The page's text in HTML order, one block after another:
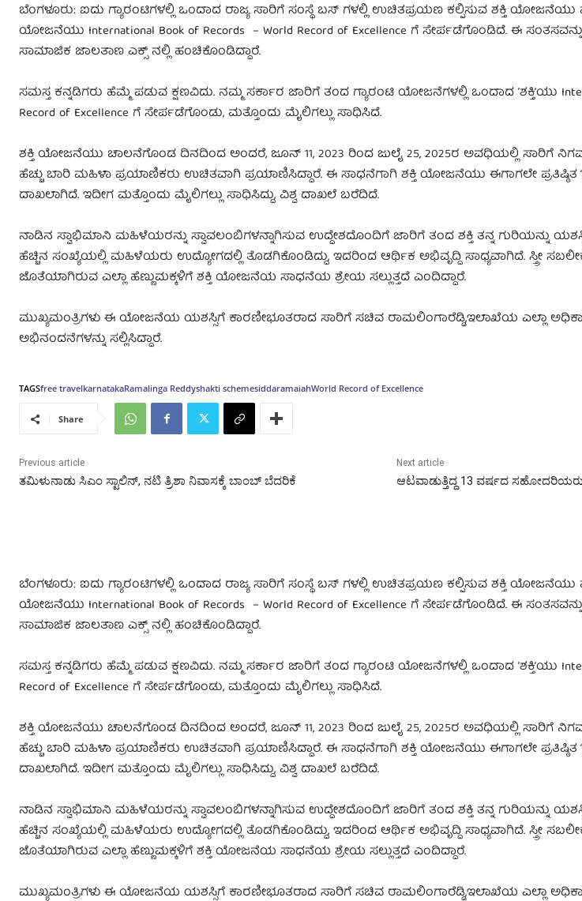
ಬೆಂಗಳೂರು: ಐದು ಗ್ಯಾರಂಟಿಗಳಲ್ಲಿ ಒಂದಾದ ರಾಜ್ಯ ಸಾರಿಗೆ ಸಂಸ್ಥೆ ಬಸ್‌ ಗಳಲ್ಲಿ ಉಚಿತಪ್ರಯಣ ಕಲ್ಪಿಸುವ ಶಕ್ತಿ
ಯೋಜನೆಯು International Book of Records – World Record of Excellence ಗೆ ಸೇರ್ಪಡೆಗೊಂಡಿದೆ. ಈ
ಸಾಮಾಜಿಕ ಜಾಲತಾಣ ಎಕ್ಸ್‌ ನಲ್ಲಿ ಹಂಚಿಕೊಂಡಿದ್ದಾರೆ.
ಸಮಸ್ತ ಕನ್ನಡಿಗರು ಹೆಮ್ಮೆ ಪಡುವ ಕ್ಷಣವಿದು. ನಮ್ಮ ಸರ್ಕಾರ ಜಾರಿಗೆ ತಂದ ಗ್ಯಾರಂಟಿ ಯೋಜನೆಗಳಲ್ಲಿ ಒಂದಾದ ʼಶಕ್ತಿʼಯು
Record of Excellence ಗೆ ಸೇರ್ಪಡೆಗೊಂಡು, ಮತ್ತೊಂದು ಮೈಲಿಗಲ್ಲು ಸಾಧಿಸಿದೆ.
ಶಕ್ತಿ ಯೋಜನೆಯು ಚಾಲನೆಗೊಂಡ ದಿನದಿಂದ ಅಂದರೆ, ಜೂನ್‌ 11, 2023 ರಿಂದ ಜುಲೈ 25, 2025ರ ಅವಧಿಯಲ್ಲಿ ಸಾರಿಗೆ ನಿಗಮದ
ಹೆಚ್ಚು ಬಾರಿ ಮಹಿಳಾ ಪ್ರಯಾಣಿಕರು ಉಚಿತವಾಗಿ ಪ್ರಯಾಣಿಸಿದ್ದಾರೆ. ಈ ಸಾಧನೆಗಾಗಿ ಶಕ್ತಿ ಯೋಜನೆಯು ಈಗಾಗಲೇ ಪ್ರತಿಷ್ಠಿತ
ದಾಖಲಾಗಿದೆ. ಇದೀಗ ಮತ್ತೊಂದು ಮೈಲಿಗಲ್ಲು ಸಾಧಿಸಿದ್ದು, ವಿಶ್ವ ದಾಖಲೆ ಬರೆದಿದೆ.
ನಾಡಿನ ಸ್ವಾಭಿಮಾನಿ ಮಹಿಳೆಯರನ್ನು ಸ್ವಾವಲಂಬಿಗಳನ್ನಾಗಿಸುವ ಉದ್ದೇಶದೊಂದಿಗೆ ಜಾರಿಗೆ ತಂದ ಶಕ್ತಿ ತನ್ನ ಗುರಿಯನ್ನು
ಹೆಚ್ಚಿನ ಸಂಖ್ಯೆಯಲ್ಲಿ ಮಹಿಳೆಯರು ಉದ್ಯೋಗದಲ್ಲಿ ತೊಡಗಿಕೊಂಡಿದ್ದು, ಇದರಿಂದ ಆರ್ಥಿಕ ಅಭಿವೃದ್ದಿ ಸಾಧ್ಯವಾಗಿದೆ. ಸ್ತ್ರೀ
ಜೊತೆಯಾಗಿರುವ ಎಲ್ಲಾ ಹೆಣ್ಣುಮಕ್ಕಳಿಗೆ ಶಕ್ತಿ ಯೋಜನೆಯ ಸಾಧನೆಯ ಶ್ರೇಯ ಸಲ್ಲುತ್ತದೆ ಎಂದಿದ್ದಾರೆ.
ಮುಖ್ಯಮಂತ್ರಿಗಳು ಈ ಯೋಜನೆಯ ಯಶಸ್ಸಿಗೆ ಕಾರಣೀಭೂತರಾದ ಸಾರಿಗೆ ಸಚಿವ ರಾಮಲಿಂಗಾರೆಡ್ಡಿ,ಇಲಾಖೆಯ ಎಲ್ಲಾ
ಅಭಿನಂದನೆಗಳನ್ನು ಸಲ್ಲಿಸಿದ್ದಾರೆ.
TAGSfree travelkarnatakaRamalinga Reddyshakti schemesiddaramaiahWorld Record of Excellence
Share
Previous article
ತಮಿಳುನಾಡು ಸಿಎಂ ಸ್ಟಾಲಿನ್‌, ನಟಿ ತ್ರಿಶಾ ನಿವಾಸಕ್ಕೆ ಬಾಂಬ್‌ ಬೆದರಿಕೆ
Next article
ಆಟವಾಡುತ್ತಿದ್ದ 13 ವರ್ಷದ
ಬೆಂಗಳೂರು: ಐದು ಗ್ಯಾರಂಟಿಗಳಲ್ಲಿ ಒಂದಾದ ರಾಜ್ಯ ಸಾರಿಗೆ ಸಂಸ್ಥೆ ಬಸ್‌ ಗಳಲ್ಲಿ ಉಚಿತಪ್ರಯಣ ಕಲ್ಪಿಸುವ ಶಕ್ತಿ
ಯೋಜನೆಯು International Book of Records – World Record of Excellence ಗೆ ಸೇರ್ಪಡೆಗೊಂಡಿದೆ. ಈ
ಸಾಮಾಜಿಕ ಜಾಲತಾಣ ಎಕ್ಸ್‌ ನಲ್ಲಿ ಹಂಚಿಕೊಂಡಿದ್ದಾರೆ.
ಸಮಸ್ತ ಕನ್ನಡಿಗರು ಹೆಮ್ಮೆ ಪಡುವ ಕ್ಷಣವಿದು. ನಮ್ಮ ಸರ್ಕಾರ ಜಾರಿಗೆ ತಂದ ಗ್ಯಾರಂಟಿ ಯೋಜನೆಗಳಲ್ಲಿ ಒಂದಾದ ʼಶಕ್ತಿʼಯು
Record of Excellence ಗೆ ಸೇರ್ಪಡೆಗೊಂಡು, ಮತ್ತೊಂದು ಮೈಲಿಗಲ್ಲು ಸಾಧಿಸಿದೆ.
ಶಕ್ತಿ ಯೋಜನೆಯು ಚಾಲನೆಗೊಂಡ ದಿನದಿಂದ ಅಂದರೆ, ಜೂನ್‌ 11, 2023 ರಿಂದ ಜುಲೈ 25, 2025ರ ಅವಧಿಯಲ್ಲಿ ಸಾರಿಗೆ ನಿಗಮದ
ಹೆಚ್ಚು ಬಾರಿ ಮಹಿಳಾ ಪ್ರಯಾಣಿಕರು ಉಚಿತವಾಗಿ ಪ್ರಯಾಣಿಸಿದ್ದಾರೆ. ಈ ಸಾಧನೆಗಾಗಿ ಶಕ್ತಿ ಯೋಜನೆಯು ಈಗಾಗಲೇ ಪ್ರತಿಷ್ಠಿತ
ದಾಖಲಾಗಿದೆ. ಇದೀಗ ಮತ್ತೊಂದು ಮೈಲಿಗಲ್ಲು ಸಾಧಿಸಿದ್ದು, ವಿಶ್ವ ದಾಖಲೆ ಬರೆದಿದೆ.
ನಾಡಿನ ಸ್ವಾಭಿಮಾನಿ ಮಹಿಳೆಯರನ್ನು ಸ್ವಾವಲಂಬಿಗಳನ್ನಾಗಿಸುವ ಉದ್ದೇಶದೊಂದಿಗೆ ಜಾರಿಗೆ ತಂದ ಶಕ್ತಿ ತನ್ನ ಗುರಿಯನ್ನು
ಹೆಚ್ಚಿನ ಸಂಖ್ಯೆಯಲ್ಲಿ ಮಹಿಳೆಯರು ಉದ್ಯೋಗದಲ್ಲಿ ತೊಡಗಿಕೊಂಡಿದ್ದು, ಇದರಿಂದ ಆರ್ಥಿಕ ಅಭಿವೃದ್ದಿ ಸಾಧ್ಯವಾಗಿದೆ. ಸ್ತ್ರೀ
ಜೊತೆಯಾಗಿರುವ ಎಲ್ಲಾ ಹೆಣ್ಣುಮಕ್ಕಳಿಗೆ ಶಕ್ತಿ ಯೋಜನೆಯ ಸಾಧನೆಯ ಶ್ರೇಯ ಸಲ್ಲುತ್ತದೆ ಎಂದಿದ್ದಾರೆ.
ಮುಖ್ಯಮಂತ್ರಿಗಳು ಈ ಯೋಜನೆಯ ಯಶಸ್ಸಿಗೆ ಕಾರಣೀಭೂತರಾದ ಸಾರಿಗೆ ಸಚಿವ ರಾಮಲಿಂಗಾರೆಡ್ಡಿ,ಇಲಾಖೆಯ ಎಲ್ಲಾ